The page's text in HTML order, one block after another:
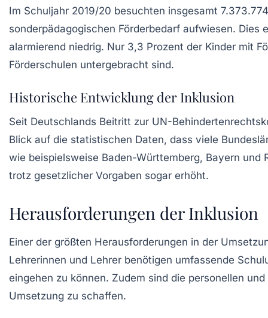
Im Schuljahr 2019/20 besuchten insgesamt
sonderpädagogischen Förderbedarf aufwiesen. Dies
alarmierend niedrig. Nur 3,3 Prozent der Kinder mit
Förderschulen untergebracht sind.
Historische Entwicklung der Inklusion
Seit Deutschlands Beitritt zur UN-
Blick auf die statistischen Daten, dass viele
wie beispielsweise Baden-Württemberg, Bayern
trotz gesetzlicher Vorgaben sogar erhöht.
Herausforderungen der Inklusion
Einer der größten Herausforderungen in der
Lehrerinnen und Lehrer benötigen umfassende
eingehen zu können. Zudem sind die personellen
Umsetzung zu schaffen.